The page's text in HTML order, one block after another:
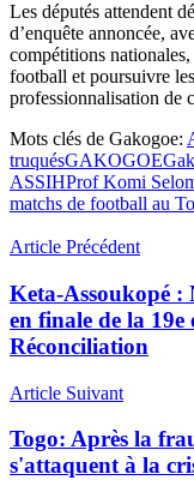
Les députés attendent
d’enquête annoncée,
compétitions
football et poursuivre
professionnalisation de
Mots clés de Gakogoe:
truquésGAKOGOE
ASSIHProf Komi
matchs de football au
Article Précédent
Keta-Assoukopé :
en finale de la
Réconciliation
Article Suivant
Togo: Après la
s'attaquent à la